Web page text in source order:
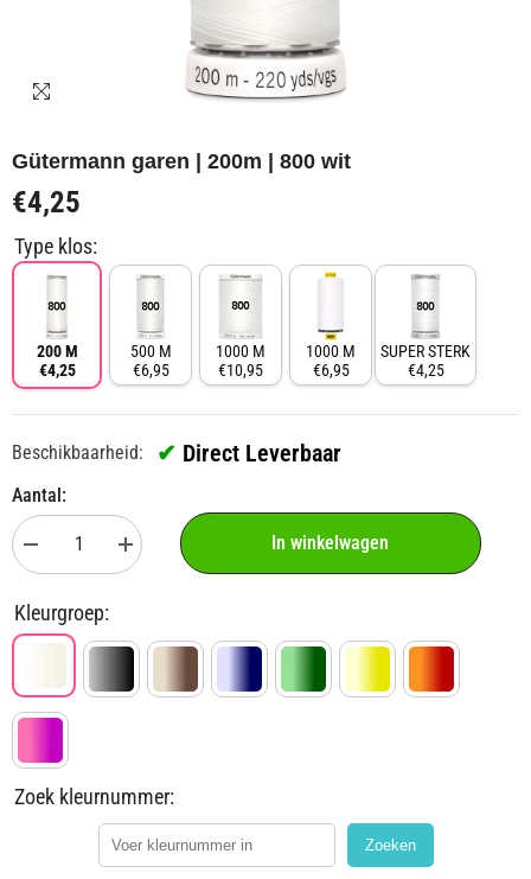
Gütermann garen | 200m | 800 wit
€4,25
Type klos:
200 M
€4,25
500 M
€6,95
1000 M
€10,95
1000 M
€6,95
SUPER STERK
€4,25
Beschikbaarheid: ✔ Direct Leverbaar
Aantal:
verlagen
Gütermann
garen
|
800
wit
Aantal
verhogen
|
800
In winkelwagen
Kleurgroep:
Zoek kleurnummer:
Zoeken